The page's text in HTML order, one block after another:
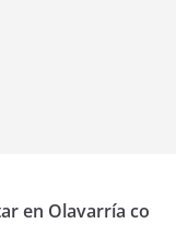
en Olavarría co